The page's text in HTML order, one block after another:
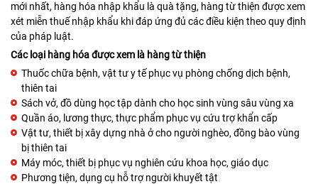
mới nhất, hàng hóa nhập khẩu là quà tặng, hàng từ thiện được xem
xét miễn thuế nhập khẩu khi đáp ứng đủ các điều kiện theo quy định
của pháp luật.
Các loại hàng hóa được xem là hàng từ thiện
Thuốc chữa bệnh, vật tư y tế phục vụ phòng chống dịch bệnh,
thiên tai
Sách vở, đồ dùng học tập dành cho học sinh vùng sâu vùng xa
Quần áo, lương thực, thực phẩm phục vụ cứu trợ khẩn cấp
Vật tư, thiết bị xây dựng nhà ở cho người nghèo, đồng bào vùng
bị thiên tai
Máy móc, thiết bị phục vụ nghiên cứu khoa học, giáo dục
Phương tiện, dụng cụ hỗ trợ người khuyết tật